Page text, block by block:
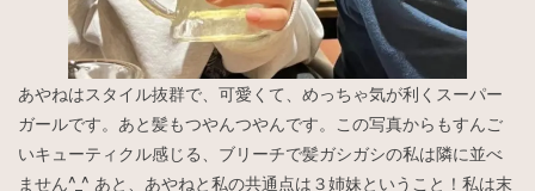
あやねはスタイル抜群で、可愛くて、めっちゃ気が利くスーパー
ガールです。あと髪もつやんつやんです。この写真からもすんご
いキューティクル感じる、ブリーチで髪ガシガシの私は隣に並べ
ません^_^ あと、あやねと私の共通点は３姉妹ということ！私は末